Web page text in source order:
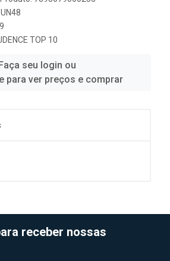
TOP 10
seu login ou
para ver preços e comprar
receber nossas